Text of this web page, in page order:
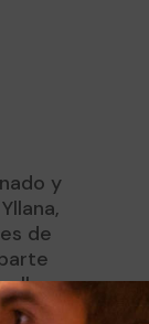
y
de